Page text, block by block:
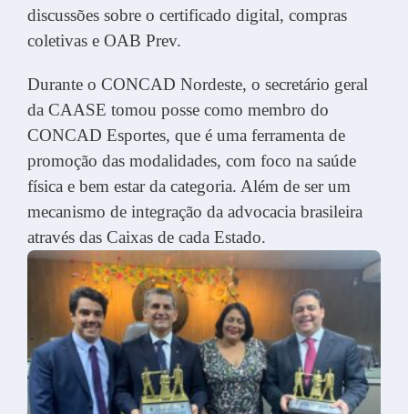
discussões sobre o certificado digital, compras
coletivas e OAB Prev.
Durante o CONCAD Nordeste, o secretário geral
da CAASE tomou posse como membro do
CONCAD Esportes, que é uma ferramenta de
promoção das modalidades, com foco na saúde
física e bem estar da categoria. Além de ser um
mecanismo de integração da advocacia brasileira
através das Caixas de cada Estado.